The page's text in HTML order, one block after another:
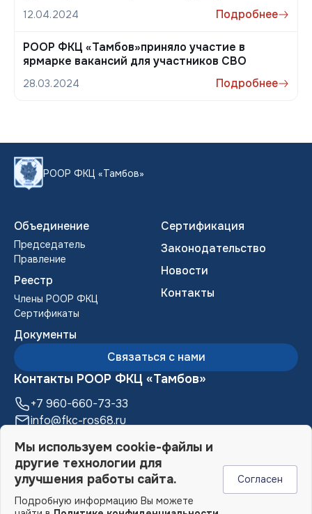
12.04.2024 Подробнее
РООР ФКЦ «Тамбов»приняло участие в
ярмарке вакансий для участников СВО
28.03.2024 Подробнее
РООР ФКЦ «Тамбов»
Объединение
Председатель
Правление
Реестр
Члены POOP ФКЦ
Сертификаты
Документы
Сертификация
Законодательство
Новости
Контакты
Связаться с нами
Контакты РООР ФКЦ «Тамбов»
+7 960-660-73-33
info@fkc-ros68.ru
Бизнес-центр «Галерея», 6 этаж
© 2006-2026 РООР ФКЦ «Тамбов»
Мы используем cookie-файлы и
другие технологии для
улучшения работы сайта.
Подробную информацию Вы можете
Согласен